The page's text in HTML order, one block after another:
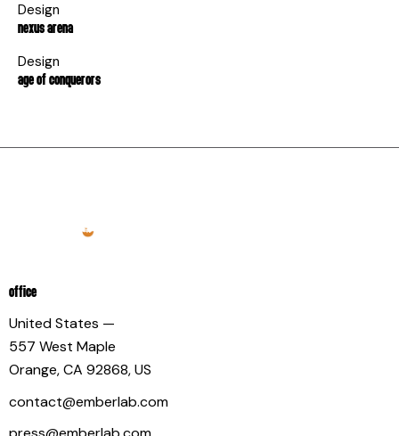
Design
NEXUS ARENA
Design
AGE OF CONQUERORS
OFFICE
United States —
557 West Maple
Orange, CA 92868, US
contact@emberlab.com